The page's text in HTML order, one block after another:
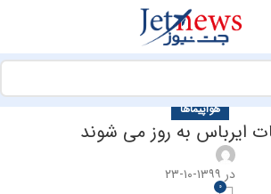
هواپیماها
ایرباس به روز می شوند
در ۱۳۹۹-۱۰-۲۳
0